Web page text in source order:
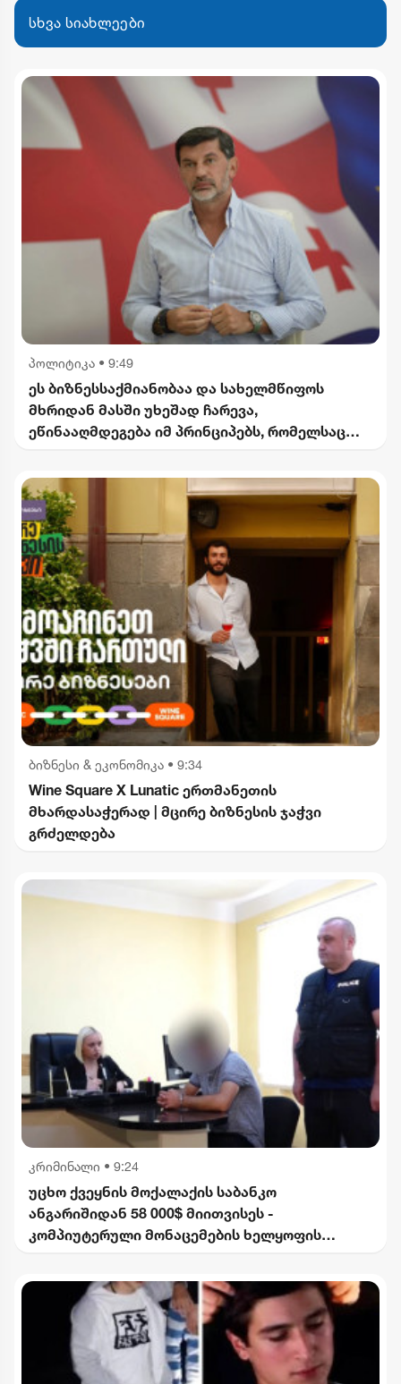
სხვა სიახლეები
პოლიტიკა • 9:49
ეს ბიზნესსაქმიანობაა და სახელმწიფოს
მხრიდან მასში უხეშად ჩარევა,
ეწინააღმდეგება იმ პრინციპებს, რომელსაც
"ინტერრაოს" დასანქცირებაზე
ბიზნესი & ეკონომიკა • 9:34
Wine Square X Lunatic ერთმანეთის
მხარდასაჭერად | მცირე ბიზნესის ჯაჭვი
გრძელდება
კრიმინალი • 9:24
უცხო ქვეყნის მოქალაქის საბანკო
ანგარიშიდან 58 000$ მიითვისეს -
კომპიუტერული მონაცემების ხელყოფის
დევნა დაიწყო